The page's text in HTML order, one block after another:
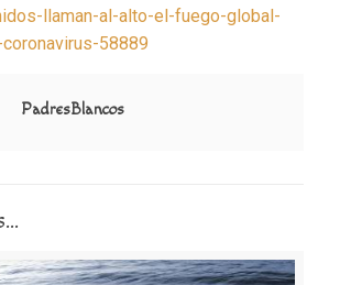
llaman-al-alto-el-fuego-global-
58889
PadresBlancos